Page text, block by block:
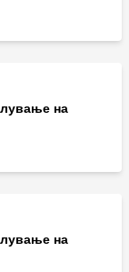
на
на